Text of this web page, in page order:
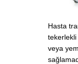
Hasta
veya